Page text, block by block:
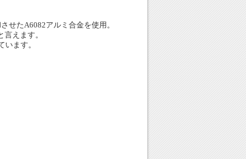
せたA6082アルミ合金を使用。
えます。
ます。